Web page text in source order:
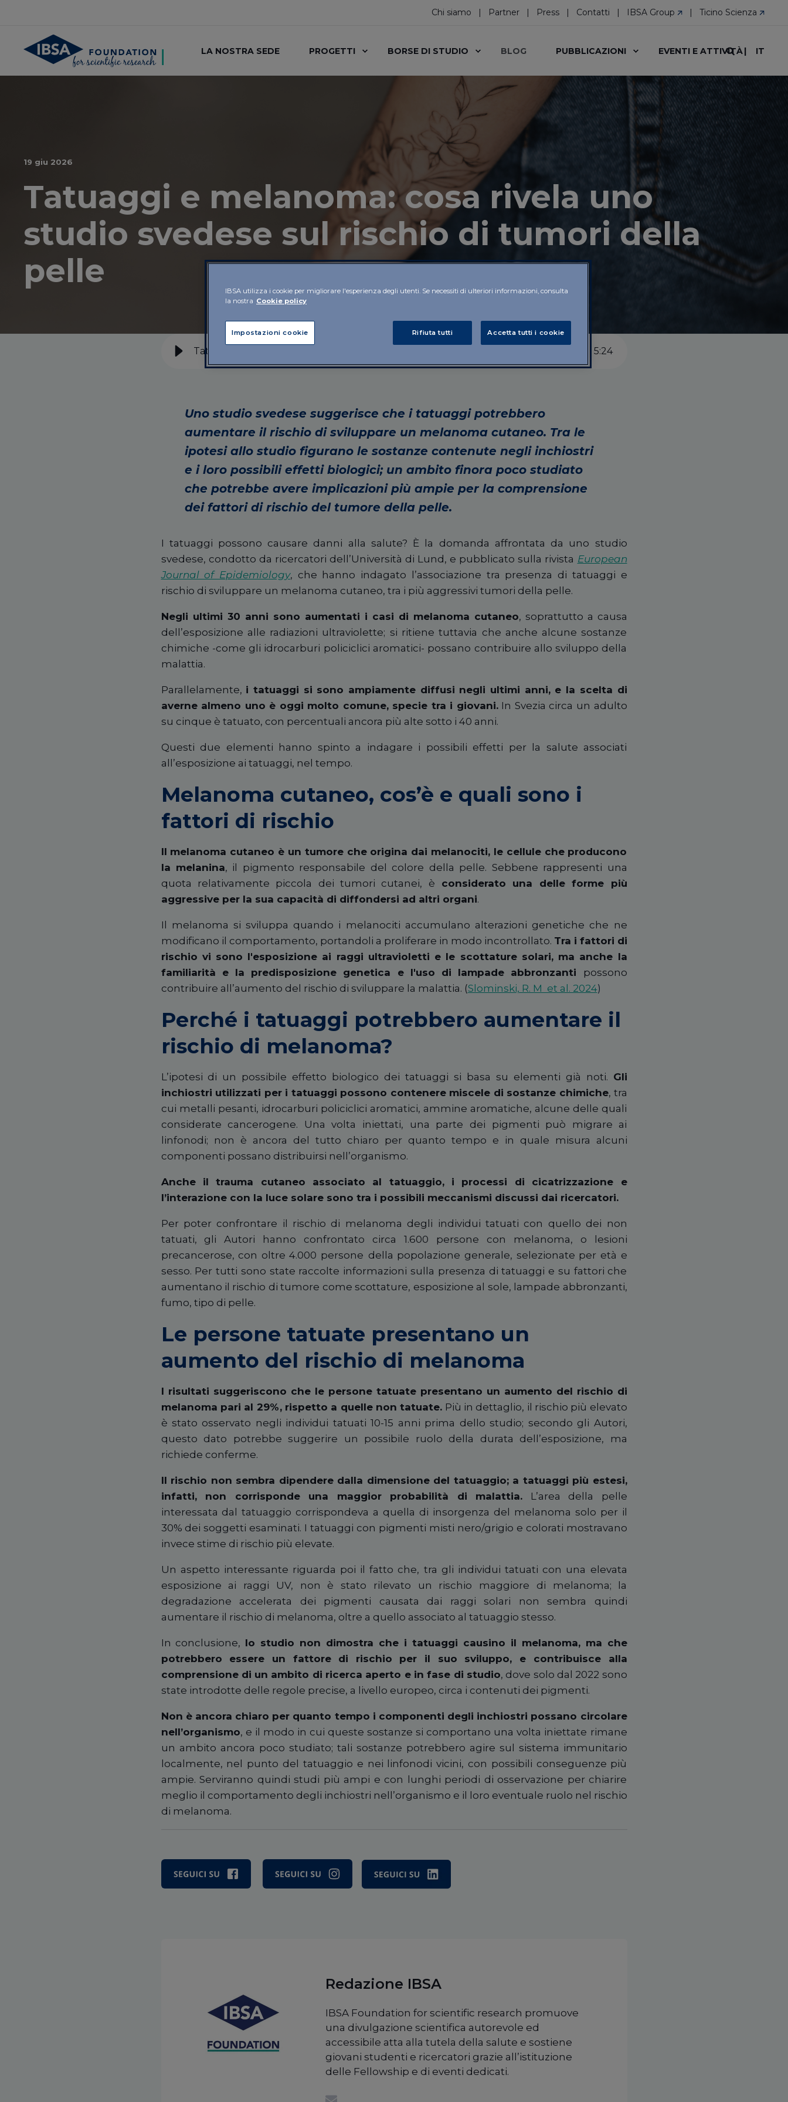
Chi siamo Partner Press Contatti IBSA Group Ticino Scienza
LA NOSTRA SEDE PROGETTI BORSE DI STUDIO BLOG PUBBLICAZIONI EVENTI E ATTIVITÀ IT
19 giu 2026
​Tatuaggi e melanoma: cosa rivela uno
studio svedese sul rischio di tumori della
pelle
​Tatuaggi e melanoma: i risultati dello studio svedese 5:24
Uno studio svedese suggerisce che i tatuaggi potrebbero
aumentare il rischio di sviluppare un melanoma cutaneo. Tra le
ipotesi allo studio figurano le sostanze contenute negli inchiostri
e i loro possibili effetti biologici; un ambito finora poco studiato
che potrebbe avere implicazioni più ampie per la comprensione
dei fattori di rischio del tumore della pelle.
I tatuaggi possono causare danni alla salute? È la domanda affrontata da uno studio
svedese, condotto da ricercatori dell’Università di Lund, e pubblicato sulla rivista European
Journal of Epidemiology, che hanno indagato l’associazione tra presenza di tatuaggi e
rischio di sviluppare un melanoma cutaneo, tra i più aggressivi tumori della pelle.
Negli ultimi 30 anni sono aumentati i casi di melanoma cutaneo, soprattutto a causa
dell’esposizione alle radiazioni ultraviolette; si ritiene tuttavia che anche alcune sostanze
chimiche -come gli idrocarburi policiclici aromatici- possano contribuire allo sviluppo della
malattia.
Parallelamente, i tatuaggi si sono ampiamente diffusi negli ultimi anni, e la scelta di
averne almeno uno è oggi molto comune, specie tra i giovani.In Svezia circa un adulto
su cinque è tatuato, con percentuali ancora più alte sotto i 40 anni.
Questi due elementi hanno spinto a indagare i possibili effetti per la salute associati
all’esposizione ai tatuaggi, nel tempo.
Melanoma cutaneo, cos’è e quali sono i
fattori di rischio
Il melanoma cutaneo è un tumore che origina dai melanociti, le cellule che producono
la melanina, il pigmento responsabile del colore della pelle. Sebbene rappresenti una
quota relativamente piccola dei tumori cutanei, è considerato una delle forme più
aggressive per la sua capacità di diffondersi ad altri organi.
Il melanoma si sviluppa quando i melanociti accumulano alterazioni genetiche che ne
modificano il comportamento, portandoli a proliferare in modo incontrollato. Tra i fattori di
rischio vi sono l'esposizione ai raggi ultravioletti e le scottature solari, ma anche la
familiarità e la predisposizione genetica e l'uso di lampade abbronzanti possono
contribuire all’aumento del rischio di sviluppare la malattia. (Slominski, R. M et al. 2024)
Perché i tatuaggi potrebbero aumentare il
rischio di melanoma?
L’ipotesi di un possibile effetto biologico dei tatuaggi si basa su elementi già noti. Gli
inchiostri utilizzati per i tatuaggi possono contenere miscele di sostanze chimiche, tra
cui metalli pesanti, idrocarburi policiclici aromatici, ammine aromatiche, alcune delle quali
considerate cancerogene. Una volta iniettati, una parte dei pigmenti può migrare ai
linfonodi; non è ancora del tutto chiaro per quanto tempo e in quale misura alcuni
componenti possano distribuirsi nell’organismo.
Anche il trauma cutaneo associato al tatuaggio, i processi di cicatrizzazione e
l’interazione con la luce solare sono tra i possibili meccanismi discussi dai ricercatori.
Per poter confrontare il rischio di melanoma degli individui tatuati con quello dei non
tatuati, gli Autori hanno confrontato circa 1.600 persone con melanoma, o lesioni
precancerose, con oltre 4.000 persone della popolazione generale, selezionate per età e
sesso. Per tutti sono state raccolte informazioni sulla presenza di tatuaggi e su fattori che
aumentano il rischio di tumore come scottature, esposizione al sole, lampade abbronzanti,
fumo, tipo di pelle.
Le persone tatuate presentano un
aumento del rischio di melanoma
I risultati suggeriscono che le persone tatuate presentano un aumento del rischio di
melanoma pari al 29%, rispetto a quelle non tatuate. Più in dettaglio, il rischio più elevato
è stato osservato negli individui tatuati 10-15 anni prima dello studio; secondo gli Autori,
questo dato potrebbe suggerire un possibile ruolo della durata dell’esposizione, ma
richiede conferme.
Il rischio non sembra dipendere dalla dimensione del tatuaggio; a tatuaggi più estesi,
infatti, non corrisponde una maggior probabilità di malattia. L’area della pelle
interessata dal tatuaggio corrispondeva a quella di insorgenza del melanoma solo per il
30% dei soggetti esaminati. I tatuaggi con pigmenti misti nero/grigio e colorati mostravano
invece stime di rischio più elevate.
Un aspetto interessante riguarda poi il fatto che, tra gli individui tatuati con una elevata
esposizione ai raggi UV, non è stato rilevato un rischio maggiore di melanoma; la
degradazione accelerata dei pigmenti causata dai raggi solari non sembra quindi
aumentare il rischio di melanoma, oltre a quello associato al tatuaggio stesso.
In conclusione, lo studio non dimostra che i tatuaggi causino il melanoma, ma che
potrebbero essere un fattore di rischio per il suo sviluppo, e contribuisce alla
comprensione di un ambito di ricerca aperto e in fase di studio, dove solo dal 2022 sono
state introdotte delle regole precise, a livello europeo, circa i contenuti dei pigmenti.
Non è ancora chiaro per quanto tempo i componenti degli inchiostri possano circolare
nell’organismo, e il modo in cui queste sostanze si comportano una volta iniettate rimane
un ambito ancora poco studiato; tali sostanze potrebbero agire sul sistema immunitario
localmente, nel punto del tatuaggio e nei linfonodi vicini, con possibili conseguenze più
ampie. Serviranno quindi studi più ampi e con lunghi periodi di osservazione per chiarire
meglio il comportamento degli inchiostri nell’organismo e il loro eventuale ruolo nel rischio
di melanoma.
Redazione IBSA
IBSA Foundation for scientific research promuove
una divulgazione scientifica autorevole ed
accessibile atta alla tutela della salute e sostiene
giovani studenti e ricercatori grazie all’istituzione
delle Fellowship e di eventi dedicati.
IBSA utilizza i cookie per migliorare l'esperienza degli utenti. Se necessiti di ulteriori informazioni, consulta
la nostra Cookie policy
Rifiuta tutti Accetta tutti i cookie
Impostazioni cookie